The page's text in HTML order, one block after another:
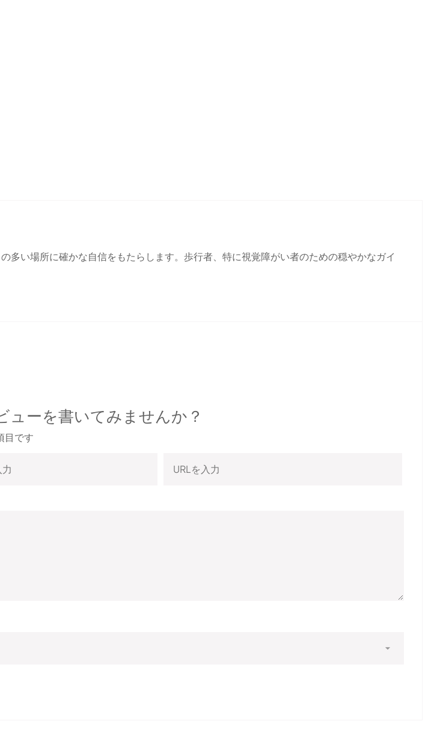
い場所に確かな自信をもたらします。歩行者、特に視覚障がい者のための穏やかなガイ
ーを書いてみませんか？
目です